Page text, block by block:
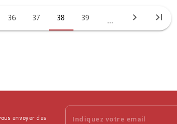
36 37 38 39 ... chevron_right last_page
envoyer des
Indiquez votre email